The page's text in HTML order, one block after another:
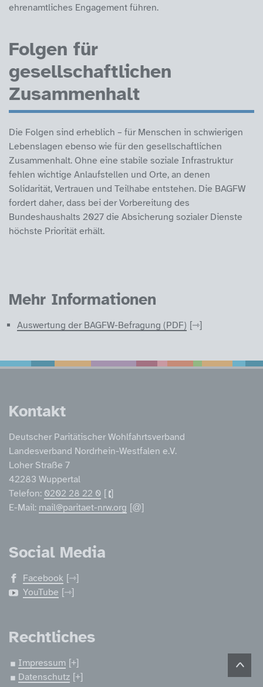
ehrenamtliches Engagement führen.
Folgen für
gesellschaftlichen
Zusammenhalt
Die Folgen sind erheblich – für Menschen in schwierigen
Lebenslagen ebenso wie für den gesellschaftlichen
Zusammenhalt. Ohne eine stabile soziale Infrastruktur
fehlen wichtige Anlaufstellen und Orte, an denen
Solidarität, Vertrauen und Teilhabe entstehen. Die BAGFW
fordert daher, dass bei der Vorbereitung des
Bundeshaushalts 2027 die Absicherung sozialer Dienste
höchste Priorität erhält.
Mehr Informationen
Auswertung der BAGFW-Befragung (PDF)
Service
Kontakt
Deutscher Paritätischer Wohlfahrtsverband
Landesverband Nordrhein-Westfalen e.V.
Loher Straße 7
42283 Wuppertal
Telefon: 0202 28 22 0
E-Mail: mail@paritaet-nrw.org
Social Media
Facebook
YouTube
Rechtliches
Impressum
Datenschutz